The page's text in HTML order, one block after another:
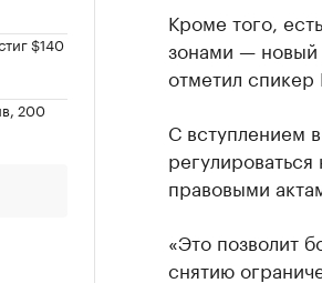
$140
200
Кроме того,
зонами — новый
отметил спикер
С вступлением
правовыми
«Это позволит
снятию